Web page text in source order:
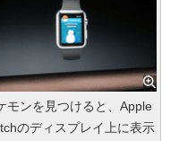
モンを見つけると、Apple
のディスプレイ上に表示